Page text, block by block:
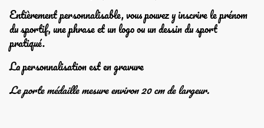
Entièrement personnalisable, vous pouvez y inscrire le prénom
du sportif, une phrase et un logo ou un dessin du sport
pratiqué.
La personnalisation est en gravure
Le porte médaille mesure environ 20 cm de largeur.